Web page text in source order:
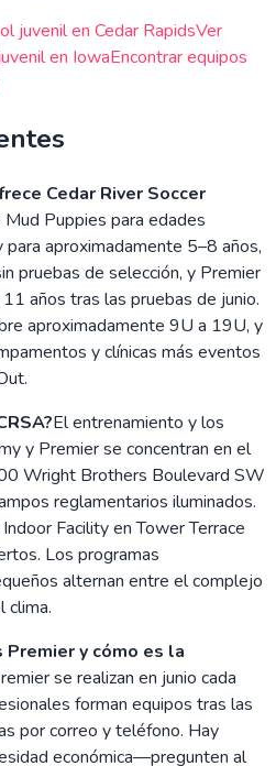
juvenil en Cedar RapidsVer
en IowaEncontrar equipos
Cedar River Soccer
Puppies para edades
aproximadamente 5–8 años,
pruebas de selección, y Premier
años tras las pruebas de junio.
aproximadamente 9U a 19U, y
y clínicas más eventos
El entrenamiento y los
y Premier se concentran en el
Wright Brothers Boulevard SW
reglamentarios iluminados.
Facility en Tower Terrace
Los programas
alternan entre el complejo
clima.
Premier y cómo es la
se realizan en junio cada
forman equipos tras las
por correo y teléfono. Hay
económica—pregunten al